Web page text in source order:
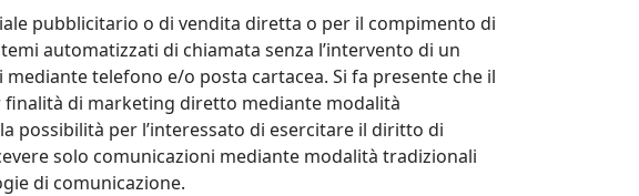
pubblicitario o di vendita diretta o per il compimento di
automatizzati di chiamata senza l’intervento di un
telefono e/o posta cartacea. Si fa presente che il
di marketing diretto mediante modalità
possibilità per l’interessato di esercitare il diritto di
solo comunicazioni mediante modalità tradizionali
di comunicazione.